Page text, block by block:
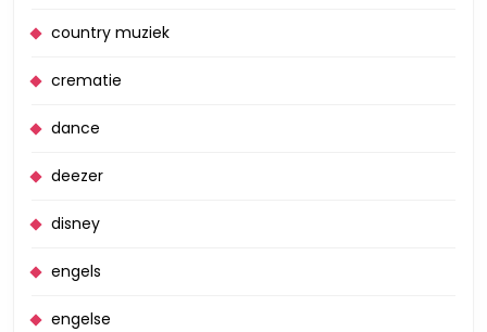
country muziek
crematie
dance
deezer
disney
engels
engelse